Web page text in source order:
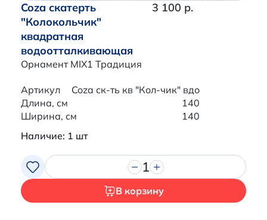
Coza скатерть
"Колокольчик"
квадратная
водоотталкивающая
Орнамент MIX1 Традиция
3 100 р.
Артикул
Coza ск-ть кв "Кол-чик" вдо
Длина, см
140
Ширина, см
140
Наличие: 1 шт
1
В корзину